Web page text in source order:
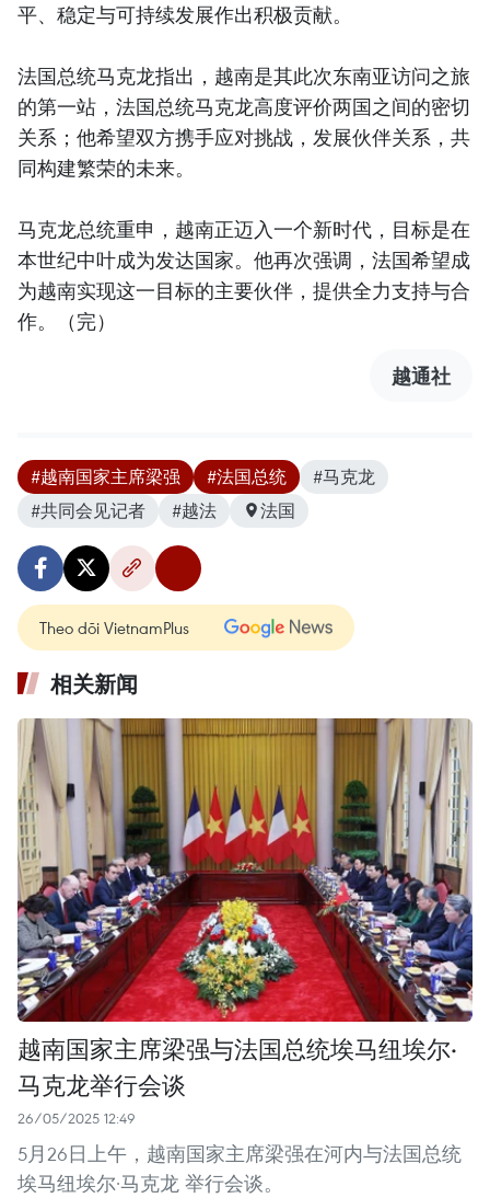
平、稳定与可持续发展作出积极贡献。
法国总统马克龙指出，越南是其此次东南亚访问之旅
的第一站，法国总统马克龙高度评价两国之间的密切
关系；他希望双方携手应对挑战，发展伙伴关系，共
同构建繁荣的未来。
马克龙总统重申，越南正迈入一个新时代，目标是在
本世纪中叶成为发达国家。他再次强调，法国希望成
为越南实现这一目标的主要伙伴，提供全力支持与合
作。（完）
越通社
#越南国家主席梁强 #法国总统
#马克龙
#共同会见记者
#越法 法国
Theo dõi VietnamPlus
相关新闻
越南国家主席梁强与法国总统埃马纽埃尔·
马克龙举行会谈
26/05/2025 12:49
5月26日上午，越南国家主席梁强在河内与法国总统
埃马纽埃尔·马克龙 举行会谈。